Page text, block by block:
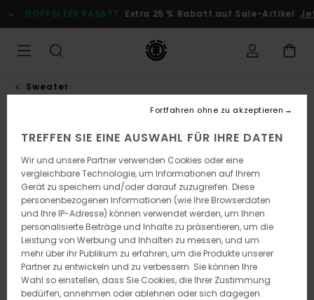
zur
Produktinformation
DOPPELTER RABATT Extra 25 % Rabatt auf Sale-Artikel
Sweater
TREFFEN SIE EINE AUSWAHL FÜR IHRE DATEN
Wir und unsere Partner verwenden Cookies oder eine
vergleichbare Technologie, um Informationen auf Ihrem
Gerät zu speichern und/oder darauf zuzugreifen. Diese
personenbezogenen Informationen (wie Ihre Browserdaten
und Ihre IP-Adresse) können verwendet werden, um Ihnen
personalisierte Beiträge und Inhalte zu präsentieren, um die
Leistung von Werbung und Inhalten zu messen, und um
mehr über ihr Publikum zu erfahren, um die Produkte unserer
Partner zu entwickeln und zu verbessern. Sie können Ihre
Wahl so einstellen, dass Sie Cookies, die Ihrer Zustimmung
bedürfen, annehmen oder ablehnen oder sich dagegen
Fortfahren ohne zu akzeptieren